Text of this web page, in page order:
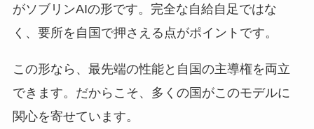
がソブリンAIの形です。完全な自給自足ではな
く、要所を自国で押さえる点がポイントです。
この形なら、最先端の性能と自国の主導権を両立
できます。だからこそ、多くの国がこのモデルに
関心を寄せています。